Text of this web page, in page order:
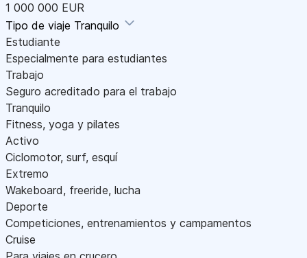
1 000 000 EUR
Tipo de viaje Tranquilo
Estudiante
Especialmente para estudiantes
Trabajo
Seguro acreditado para el trabajo
Tranquilo
Fitness, yoga y pilates
Activo
Ciclomotor, surf, esquí
Extremo
Wakeboard, freeride, lucha
Deporte
Competiciones, entrenamientos y campamentos
Cruise